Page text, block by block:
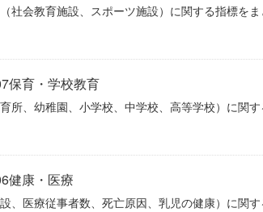
社会教育施設、スポーツ施設）に関する指標を
保育・学校教育
所、幼稚園、小学校、中学校、高等学校）に関
健康・医療
、医療従事者数、死亡原因、乳児の健康）に関